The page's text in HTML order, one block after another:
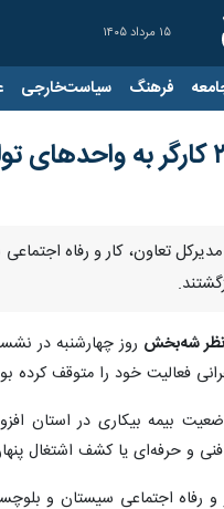
۱۵ مرداد ۱۴۰۵
فرهنگ سیاست‌خارجی
شه‌بخش روز چهارشنبه در
فعالیت خود را متوقف کرده
فنی و حرفه‌ای یا کشف اشتغال